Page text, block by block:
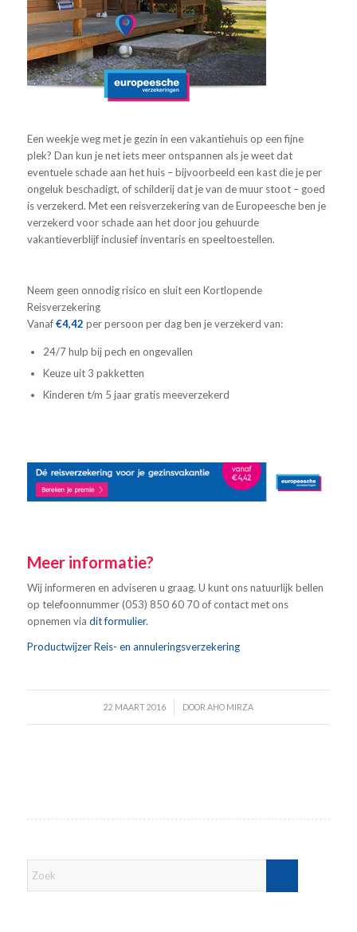
Een weekje weg met je gezin in een vakantiehuis op een fijne
plek? Dan kun je net iets meer ontspannen als je weet dat
eventuele schade aan het huis – bijvoorbeeld een kast die je per
ongeluk beschadigt, of schilderij dat je van de muur stoot – goed
is verzekerd. Met een reisverzekering van de Europeesche ben je
verzekerd voor schade aan het door jou gehuurde
vakantieverblijf inclusief inventaris en speeltoestellen.
Neem geen onnodig risico en sluit een Kortlopende
Reisverzekering
Vanaf€4,42 per persoon per dag ben je verzekerd van:
24/7 hulp bij pech en ongevallen
Keuze uit 3 pakketten
Kinderen t/m 5 jaar gratis meeverzekerd
Meer informatie?
Wij informeren en adviseren u graag. U kunt ons natuurlijk bellen
op telefoonnummer (053) 850 60 70 of contact met ons
opnemen via dit formulier.
Productwijzer Reis- en annuleringsverzekering
22 MAART 2016
/ DOOR AHO MIRZA